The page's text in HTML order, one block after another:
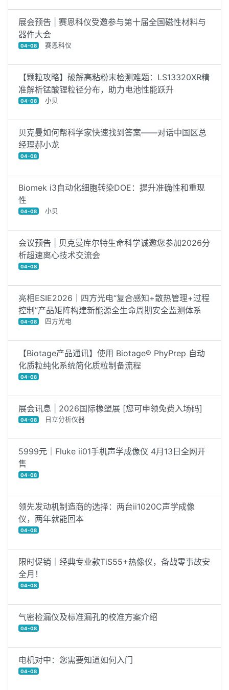
展会预告 | 赛恩科仪受邀参与第十届全国磁性材料与
器件大会
04-08 赛恩科仪
【颗粒攻略】破解高粘粉末检测难题：LS13320XR精
准解析锰酸锂粒径分布，助力电池性能跃升
04-08 小贝
贝克曼如何帮科学家快速找到答案——对话中国区总
经理郝小龙
04-08
Biomek i3自动化细胞转染DOE：提升准确性和重现
性
04-08 小贝
会议预告 | 贝克曼库尔特生命科学诚邀您参加2026分
析超速离心技术交流会
04-08
亮相ESIE2026｜四方光电“复合感知+散热管理+过程
控制”产品矩阵构建新能源全生命周期安全监测体系
04-08 四方光电
【Biotage产品通讯】使用 Biotage® PhyPrep 自动
化质粒纯化系统简化质粒制备流程
04-08
展会讯息 | 2026国际橡塑展 [您可申领免费入场码]
04-08 日立分析仪器
5999元｜Fluke ii01手机声学成像仪 4月13日全网开
售
04-08
领先发动机制造商的选择：两台ii1020C声学成像
仪，两年就能回本
04-08
限时促销｜经典专业款TiS55+热像仪，备战零事故安
全月！
04-08
气密检漏仪及标准漏孔的校准方案介绍
04-08
电机对中：您需要知道如何入门
04-08